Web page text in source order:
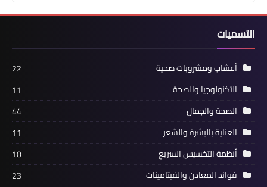
التسميات
أعشاب ومشروبات صحية
22
التكنولوجيا والصحة
11
الصحة والجمال
44
العناية بالبشرة والشعر
11
أنظمة التخسيس السريع
10
فوائد المعادن والفيتامينات
23